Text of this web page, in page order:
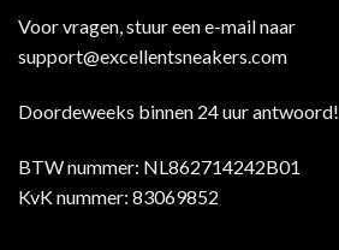
Voor vragen, stuur een e-mail naar
support@excellentsneakers.com
Doordeweeks binnen 24 uur antwoord!
BTW nummer: NL862714242B01
KvK nummer: 83069852